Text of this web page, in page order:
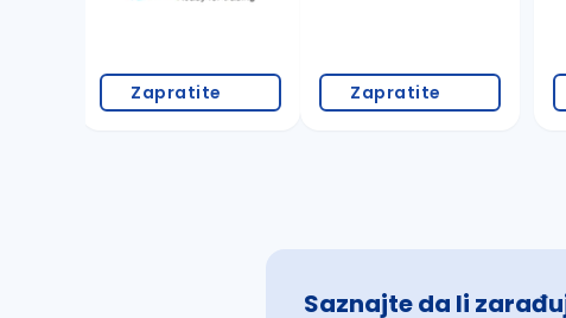
Zapratite Zapratite
Saznajte da li